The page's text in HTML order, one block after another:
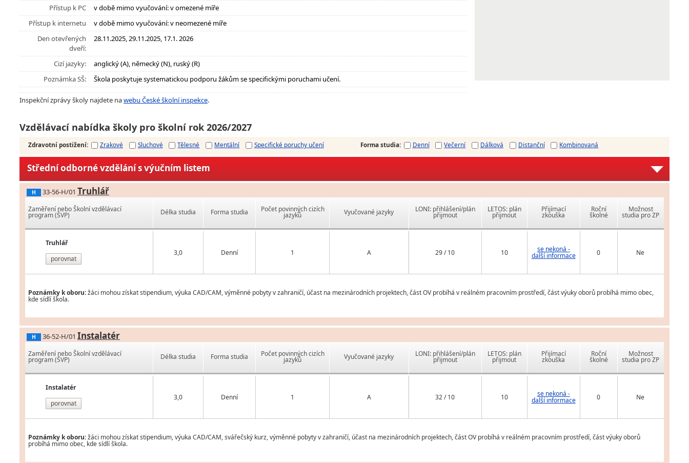
Přístup k PC
v době mimo vyučování: v omezené míře
Přístup k internetu
v době mimo vyučování: v neomezené míře
Den otevřených
dveří:
28.11.2025, 29.11.2025, 17.1. 2026
Cizí jazyky:
anglický (A), německý (N), ruský (R)
Poznámka SŠ:
Škola poskytuje systematickou podporu žákům se specifickými poruchami učení.
Inspekční zprávy školy najdete nawebu České školní inspekce.
Vzdělávací nabídka školy pro školní rok 2026/2027
Zdravotní postižení: Zrakové Sluchové Tělesné Mentální Specifické poruchy učení Forma studia: Denní Večerní Dálková Distanční Kombinovaná
Střední odborné vzdělání s výučním listem
H 33-56-H/01 Truhlář
Zaměření nebo Školní vzdělávací
program (ŠVP)
Truhlář
porovnat
Délka studia Forma studia Počet povinných cizích
jazyků Vyučované jazyky
3,0 Denní 1 A
LONI: přihlášení/plán
přijmout
LETOS: plán
přijmout
Přijímací
zkouška
Roční
školné
Možnost
studia pro ZP
29 / 10 10 se nekoná -
další informace 0 Ne
Poznámky k oboru:žáci mohou získat stipendium, výuka CAD/CAM, výměnné pobyty v zahraničí, účast na mezinárodních projektech, část OV probíhá v reálném pracovním prostředí, část výuky oborů probíhá mimo obec,
kde sídlí škola.
H 36-52-H/01 Instalatér
Zaměření nebo Školní vzdělávací
program (ŠVP)
Instalatér
porovnat
Délka studia Forma studia Počet povinných cizích
jazyků Vyučované jazyky
3,0 Denní 1 A
LONI: přihlášení/plán
přijmout
LETOS: plán
přijmout
Přijímací
zkouška
Roční
školné
Možnost
studia pro ZP
32 / 10 10 se nekoná -
další informace 0 Ne
Poznámky k oboru:žáci mohou získat stipendium, výuka CAD/CAM, svářečský kurz, výměnné pobyty v zahraničí, účast na mezinárodních projektech, část OV probíhá v reálném pracovním prostředí, část výuky oborů
probíhá mimo obec, kde sídlí škola.